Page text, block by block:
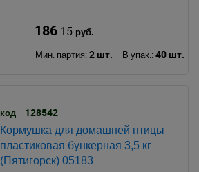
186.15руб.
Мин. партия: 2 шт. В упак.: 40 шт.
код 128542
Кормушка для домашней птицы
пластиковая бункерная 3,5 кг
(Пятигорск) 05183